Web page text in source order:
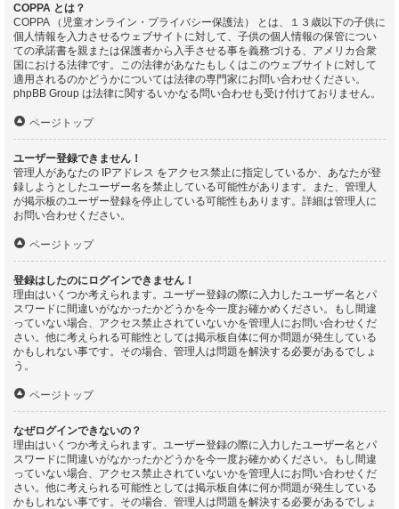
COPPA とは？
COPPA （児童オンライン・プライバシー保護法） とは、１３歳以下の子供に
個人情報を入力させるウェブサイトに対して、子供の個人情報の保管につい
ての承諾書を親または保護者から入手させる事を義務づける、アメリカ合衆
国における法律です。この法律があなたもしくはこのウェブサイトに対して
適用されるのかどうかについては法律の専門家にお問い合わせください。
phpBB Group は法律に関するいかなる問い合わせも受け付けておりません。
ページトップ
ユーザー登録できません！
管理人があなたの IPアドレス をアクセス禁止に指定しているか、あなたが登
録しようとしたユーザー名を禁止している可能性があります。また、管理人
が掲示板のユーザー登録を停止している可能性もあります。詳細は管理人に
お問い合わせください。
ページトップ
登録はしたのにログインできません！
理由はいくつか考えられます。ユーザー登録の際に入力したユーザー名とパ
スワードに間違いがなかったかどうかを今一度お確かめください。もし間違
っていない場合、アクセス禁止されていないかを管理人にお問い合わせくだ
さい。他に考えられる可能性としては掲示板自体に何か問題が発生している
かもしれない事です。その場合、管理人は問題を解決する必要があるでしょ
う。
ページトップ
なぜログインできないの？
理由はいくつか考えられます。ユーザー登録の際に入力したユーザー名とパ
スワードに間違いがなかったかどうかを今一度お確かめください。もし間違
っていない場合、アクセス禁止されていないかを管理人にお問い合わせくだ
さい。他に考えられる可能性としては掲示板自体に何か問題が発生している
かもしれない事です。その場合、管理人は問題を解決する必要があるでしょ